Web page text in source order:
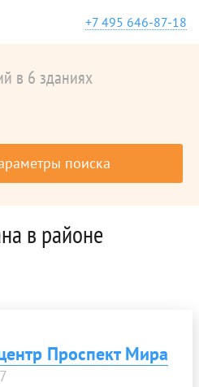
+7 495 646-87-18
в 6 зданиях
поиска
в районе
Проспект Мира